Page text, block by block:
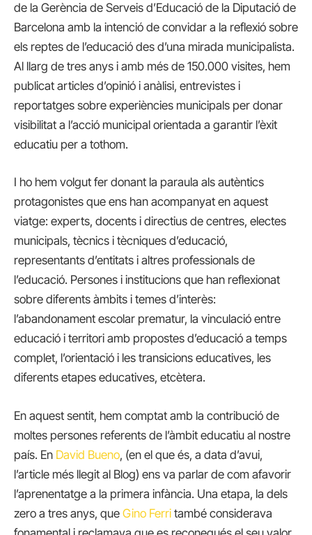
de la Gerència de Serveis d’Educació de la Diputació de
Barcelona amb la intenció de convidar a la reflexió sobre
els reptes de l’educació des d’una mirada municipalista.
Al llarg de tres anys i amb més de 150.000 visites, hem
publicat articles d’opinió i anàlisi, entrevistes i
reportatges sobre experiències municipals per donar
visibilitat a l’acció municipal orientada a garantir l’èxit
educatiu per a tothom.
I ho hem volgut fer donant la paraula als autèntics
protagonistes que ens han acompanyat en aquest
viatge: experts, docents i directius de centres, electes
municipals, tècnics i tècniques d’educació,
representants d’entitats i altres professionals de
l’educació. Persones i institucions que han reflexionat
sobre diferents àmbits i temes d’interès:
l’abandonament escolar prematur, la vinculació entre
educació i territori amb propostes d’educació a temps
complet, l’orientació i les transicions educatives, les
diferents etapes educatives, etcètera.
En aquest sentit, hem comptat amb la contribució de
moltes persones referents de l’àmbit educatiu al nostre
país. En David Bueno, (en el que és, a data d’avui,
l’article més llegit al Blog) ens va parlar de com afavorir
l’aprenentatge a la primera infància. Una etapa, la dels
zero a tres anys, que Gino Ferri també considerava